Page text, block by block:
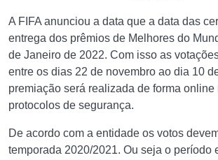
A FIFA anunciou a data que a data das
entrega dos prêmios de Melhores do
de Janeiro de 2022. Com isso as
entre os dias 22 de novembro ao dia 10
premiação será realizada de forma
protocolos de segurança.
De acordo com a entidade os votos
temporada 2020/2021. Ou seja o período